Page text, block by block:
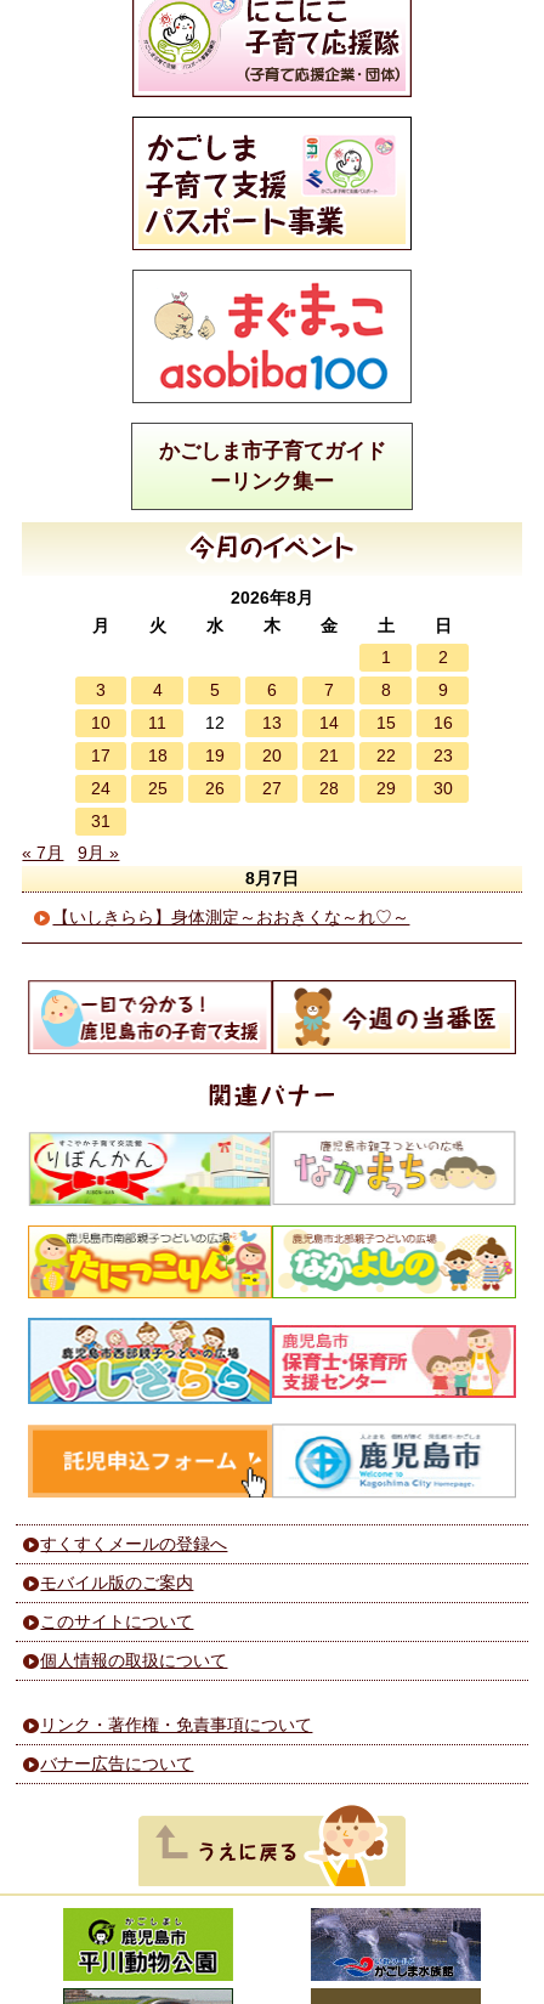
かごしま市子育てガイド
ーリンク集ー
2026年8月
月
火 水 木 金 土
日
1
2
3
4 5 6 7 8
9
10
11 12 13 14 15
16
17
18 19 20 21 22
23
24
25 26 27 28 29
30
31
« 7月
9月 »
8月7日
【いしきらら】身体測定～おおきくな～れ♡～
すくすくメールの登録へ
モバイル版のご案内
このサイトについて
個人情報の取扱について
リンク・著作権・免責事項について
バナー広告について